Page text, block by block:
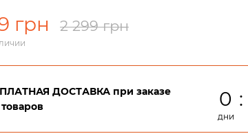
грн 2 299 грн
ДОСТАВКА при заказе
товаров
0
дни